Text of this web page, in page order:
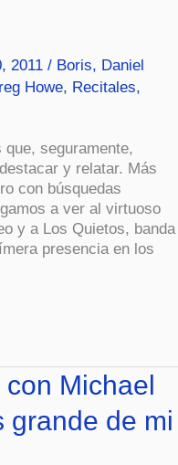
2011 / Boris, Daniel
Howe, Recitales,
seguramente,
y relatar. Más
con búsquedas
a ver al virtuoso
y a Los Quietos, banda
presencia en los
Michael
grande de mi